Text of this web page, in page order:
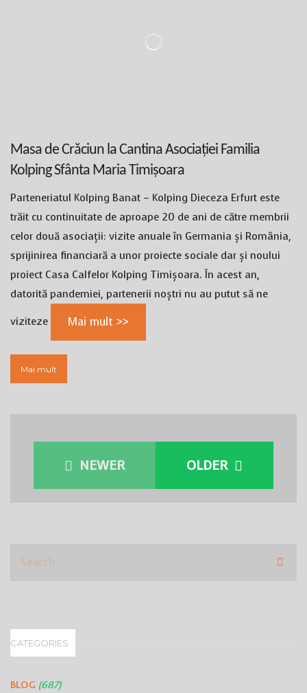
Masa de Crăciun la Cantina Asociației Familia
Kolping Sfânta Maria Timișoara
Parteneriatul Kolping Banat – Kolping Dieceza Erfurt este
trăit cu continuitate de aproape 20 de ani de către membrii
celor două asociații: vizite anuale în Germania și România,
sprijinirea financiară a unor proiecte sociale dar și noului
proiect Casa Calfelor Kolping Timișoara. În acest an,
datorită pandemiei, partenerii noștri nu au putut să ne
viziteze
Mai mult >>
Mai mult
NEWER OLDER
CATEGORIES
BLOG (687)